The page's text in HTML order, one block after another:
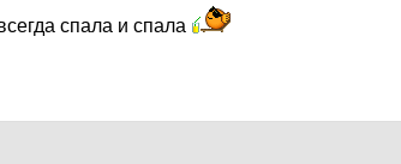
спала и спала